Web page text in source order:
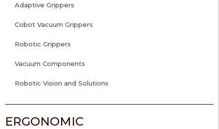
Adaptive Grippers
Cobot Vacuum Grippers
Robotic Grippers
Vacuum Components
Robotic Vision and Solutions
ERGONOMIC